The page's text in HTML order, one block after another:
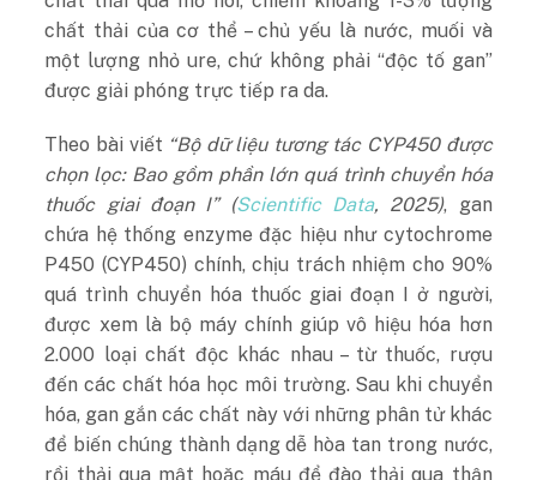
chất thải của cơ thể – chủ yếu là nước, muối và
một lượng nhỏ ure, chứ không phải “độc tố gan”
được giải phóng trực tiếp ra da.
Theo bài viết “Bộ dữ liệu tương tác CYP450 được
chọn lọc: Bao gồm phần lớn quá trình chuyển hóa
thuốc giai đoạn I” (Scientific Data, 2025), gan
chứa hệ thống enzyme đặc hiệu như cytochrome
P450 (CYP450) chính, chịu trách nhiệm cho 90%
quá trình chuyển hóa thuốc giai đoạn I ở người,
được xem là bộ máy chính giúp vô hiệu hóa hơn
2.000 loại chất độc khác nhau – từ thuốc, rượu
đến các chất hóa học môi trường. Sau khi chuyển
hóa, gan gắn các chất này với những phân tử khác
để biến chúng thành dạng dễ hòa tan trong nước,
rồi thải qua mật hoặc máu để đào thải qua thận